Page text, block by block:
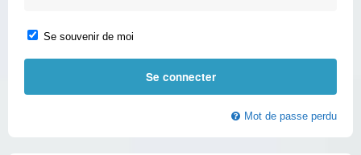
Se souvenir de moi
Mot de passe perdu